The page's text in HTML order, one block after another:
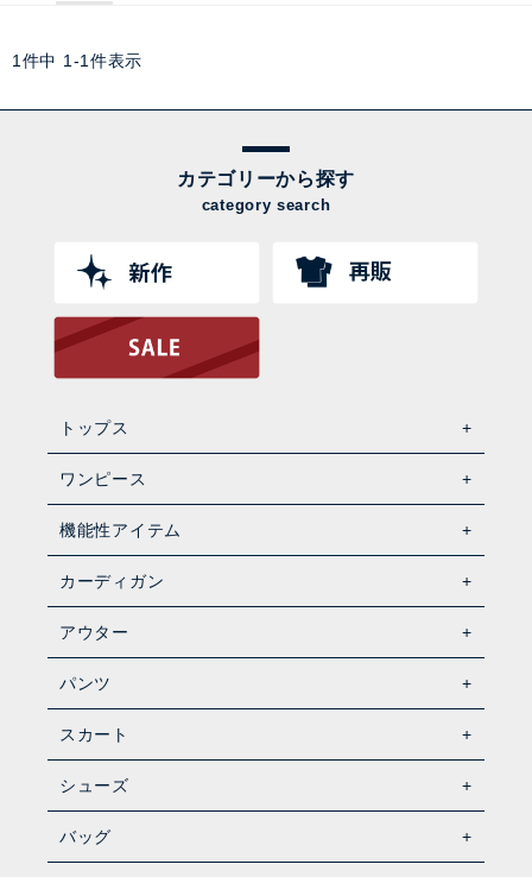
1 件中 1 -1 件表示
カテゴリーから探す
category search
トップス
ワンピース
機能性アイテム
カーディガン
アウター
パンツ
スカート
シューズ
バッグ